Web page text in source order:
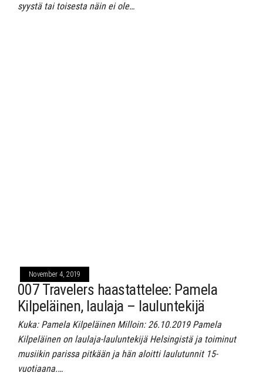
syystä tai toisesta näin ei ole…
November 4, 2019
007 Travelers haastattelee: Pamela
Kilpeläinen, laulaja – lauluntekijä
Kuka: Pamela Kilpeläinen Milloin: 26.10.2019 Pamela
Kilpeläinen on laulaja-lauluntekijä Helsingistä ja toiminut
musiikin parissa pitkään ja hän aloitti laulutunnit 15-
vuotiaana.…